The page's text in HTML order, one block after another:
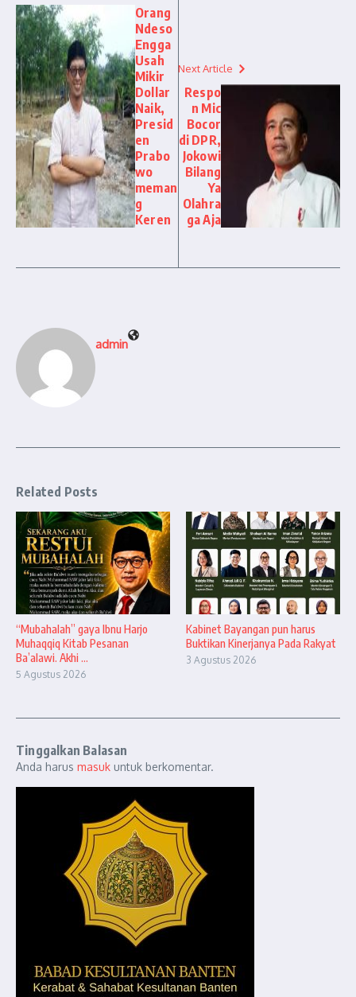
Orang
Ndeso
Engga
Usah
Mikir
Dollar
Naik,
Presid
en
Prabo
wo
meman
g
Keren
Next Article
Respo
n Mic
Bocor
di DPR,
Jokowi
Bilang
Ya
Olahra
ga Aja
admin
Related Posts
“Mubahalah” gaya Ibnu Harjo
Muhaqqiq Kitab Pesanan
Ba’alawi. Akhi ...
5 Agustus 2026
Kabinet Bayangan pun harus
Buktikan Kinerjanya Pada Rakyat
3 Agustus 2026
Tinggalkan Balasan
Anda harus masuk untuk berkomentar.